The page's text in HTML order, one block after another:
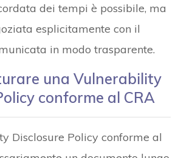
dei tempi è possibile, ma
esplicitamente con il
in modo trasparente.
una Vulnerability
conforme al CRA
Disclosure Policy conforme al